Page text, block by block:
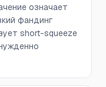
означает
фандинг
short-squeeze